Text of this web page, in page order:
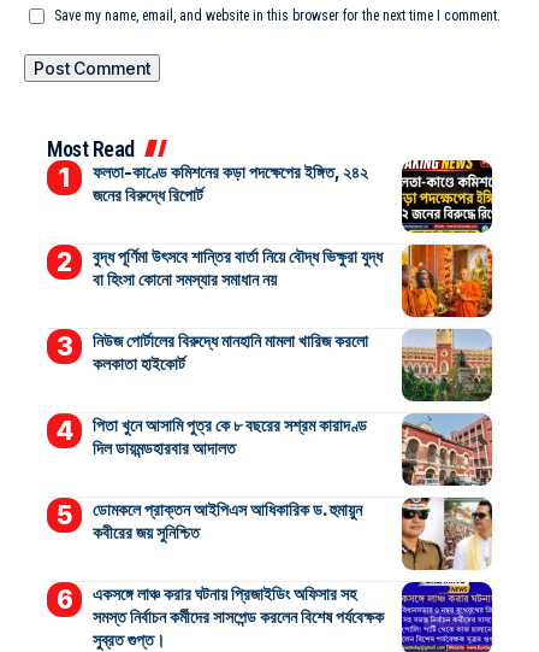
Save my name, email, and website in this browser for the next time I comment.
Most Read
ফলতা-কাণ্ডে কমিশনের কড়া পদক্ষেপের ইঙ্গিত, ২৪২
জনের বিরুদ্ধে রিপোর্ট
বুদ্ধ পূর্ণিমা উৎসবে শান্তির বার্তা নিয়ে বৌদ্ধ ভিক্ষুরা যুদ্ধ
বা হিংসা কোনো সমস্যার সমাধান নয়
নিউজ পোর্টালের বিরুদ্ধে মানহানি মামলা খারিজ করলো
কলকাতা হাইকোর্ট
পিতা খুনে আসামি পুত্র কে ৮ বছরের সশ্রম কারাদণ্ড
দিল ডায়মন্ডহারবার আদালত
ডোমকলে প্রাক্তন আইপিএস আধিকারিক ড. হুমায়ুন
কবীরের জয় সুনিশ্চিত
একসঙ্গে লাঞ্চ করার ঘটনায় প্রিজাইডিং অফিসার সহ
সমস্ত নির্বাচন কর্মীদের সাসপেন্ড করলেন বিশেষ পর্যবেক্ষক
সুব্রত গুপ্ত।